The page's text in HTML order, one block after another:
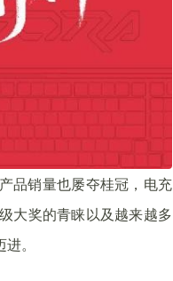
品销量也屡夺桂冠，电充
大奖的青睐以及越来越多
。